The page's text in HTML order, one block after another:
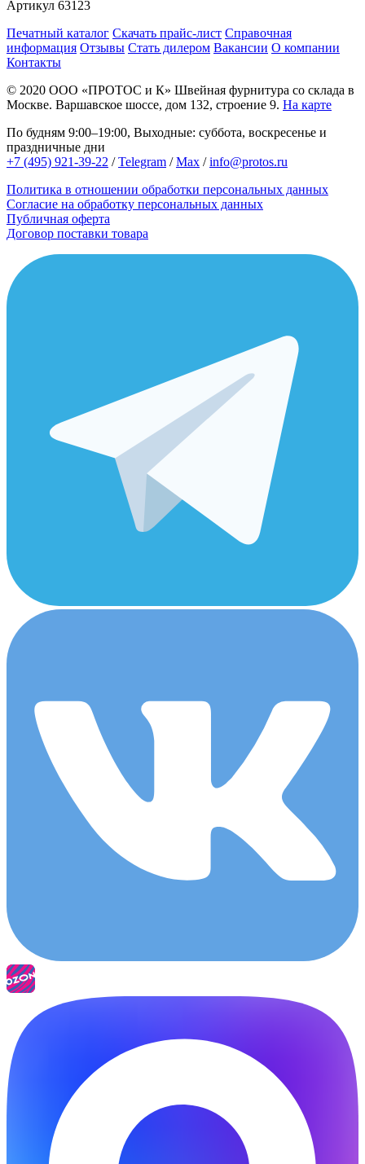
Артикул 63123
Печатный каталог Скачать прайс-лист Справочная
информация Отзывы Стать дилером Вакансии О компании
Контакты
© 2020 ООО «ПРОТОС и К» Швейная фурнитура со склада в
Москве. Варшавское шоссе, дом 132, строение 9. На карте
По будням 9:00–19:00, Выходные: суббота, воскресенье и
праздничные дни
+7 (495) 921-39-22 /Telegram /Max /info@protos.ru
Политика в отношении обработки персональных данных
Согласие на обработку персональных данных
Публичная оферта
Договор поставки товара